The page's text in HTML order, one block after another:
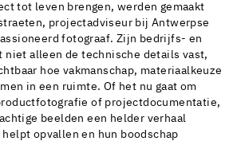
tot leven brengen, werden gemaakt
projectadviseur bij Antwerpse
fotograaf. Zijn bedrijfs- en
alleen de technische details vast,
hoe vakmanschap, materiaalkeuze
in een ruimte. Of het nu gaat om
of projectdocumentatie,
beelden een helder verhaal
opvallen en hun boodschap